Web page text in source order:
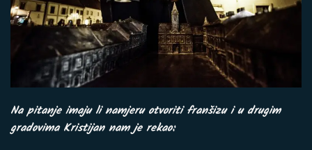
Na pitanje imaju li namjeru otvoriti franšizu i u drugim
gradovima Kristijan nam je rekao: